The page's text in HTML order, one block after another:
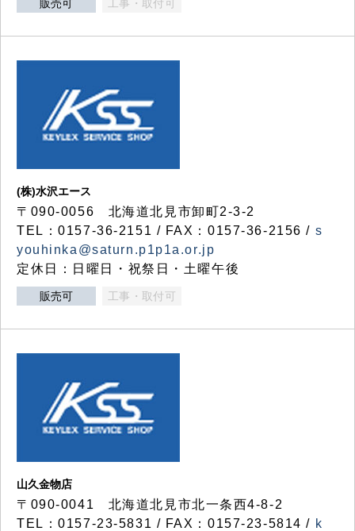
販売可 工事・取付可
(株)水沢エース
〒090-0056 北海道北見市卸町2-3-2
TEL：0157-36-2151 / FAX：0157-36-2156 / s
youhinka@saturn.p1p1a.or.jp
定休日：日曜日・祝祭日・土曜午後
販売可 工事・取付可
山久金物店
〒090-0041 北海道北見市北一条西4-8-2
TEL：0157-23-5831 / FAX：0157-23-5814 / k